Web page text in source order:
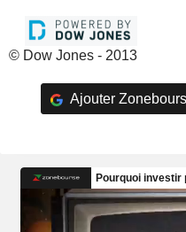
© Dow Jones - 2013
Ajouter